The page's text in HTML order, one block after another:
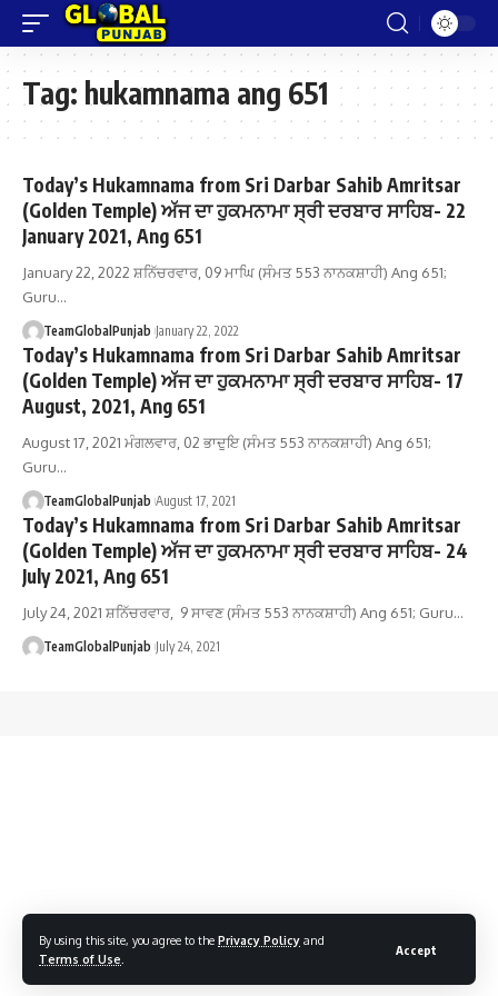
By using this site, you agree to the Privacy Policy and
Terms of Use
Accept
Tag: hukamnama ang 651
Today’s Hukamnama from Sri Darbar Sahib Amritsar
(Golden Temple) ਅੱਜ ਦਾ ਹੁਕਮਨਾਮਾ ਸ੍ਰੀ ਦਰਬਾਰ ਸਾਹਿਬ- 22
January 2021, Ang 651
January 22, 2022 ਸ਼ਨਿੱਚਰਵਾਰ, 09 ਮਾਘਿ (ਸੰਮਤ 553 ਨਾਨਕਸ਼ਾਹੀ) Ang 651;
Guru…
TeamGlobalPunjab January 22, 2022
Today’s Hukamnama from Sri Darbar Sahib Amritsar
(Golden Temple) ਅੱਜ ਦਾ ਹੁਕਮਨਾਮਾ ਸ੍ਰੀ ਦਰਬਾਰ ਸਾਹਿਬ- 17
August, 2021, Ang 651
August 17, 2021 ਮੰਗਲਵਾਰ, 02 ਭਾਦੁਇ (ਸੰਮਤ 553 ਨਾਨਕਸ਼ਾਹੀ) Ang 651;
Guru…
TeamGlobalPunjab August 17, 2021
Today’s Hukamnama from Sri Darbar Sahib Amritsar
(Golden Temple) ਅੱਜ ਦਾ ਹੁਕਮਨਾਮਾ ਸ੍ਰੀ ਦਰਬਾਰ ਸਾਹਿਬ- 24
July 2021, Ang 651
July 24, 2021 ਸ਼ਨਿੱਚਰਵਾਰ, 9 ਸਾਵਣ (ਸੰਮਤ 553 ਨਾਨਕਸ਼ਾਹੀ) Ang 651; Guru…
TeamGlobalPunjab July 24, 2021